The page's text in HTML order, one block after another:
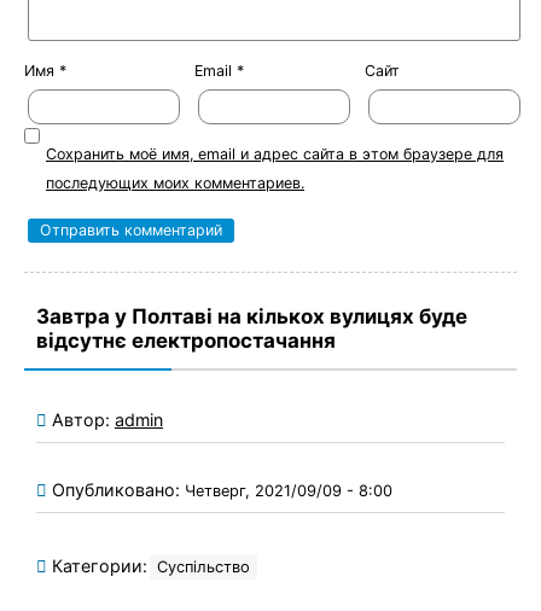
Имя * Email * Сайт
Сохранить моё имя, email и адрес сайта в этом браузере для
последующих моих комментариев.
Завтра у Полтаві на кількох вулицях буде
відсутнє електропостачання
Автор: admin
Опубликовано: Четверг, 2021/09/09 - 8:00
Категории: Суспільство